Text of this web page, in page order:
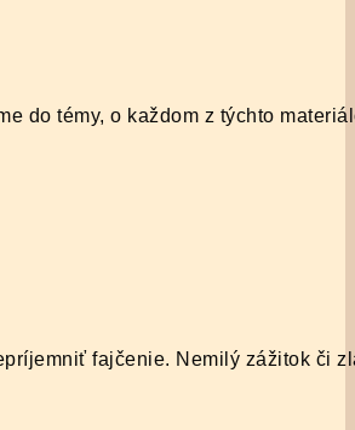
do témy, o každom z týchto
fajčenie. Nemilý zážitok či